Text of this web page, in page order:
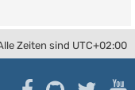
Zeiten sind UTC+02:00